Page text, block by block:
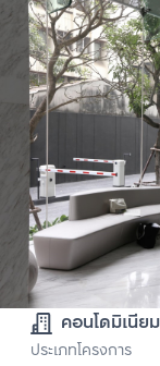
คอนโดมิเนียม
ประเภทโครงการ